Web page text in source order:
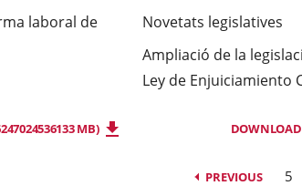
laboral de
MB)
Novetats legislatives
Ampliació de la
Ley de Enjuiciamiento
PREVIOUS 5